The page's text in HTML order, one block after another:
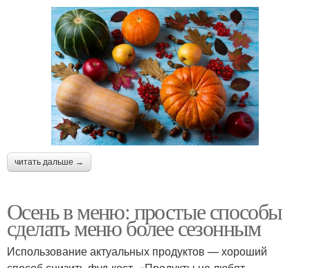
читать дальше →
Осень в меню: простые способы
сделать меню более сезонным
Использование актуальных продуктов — хороший